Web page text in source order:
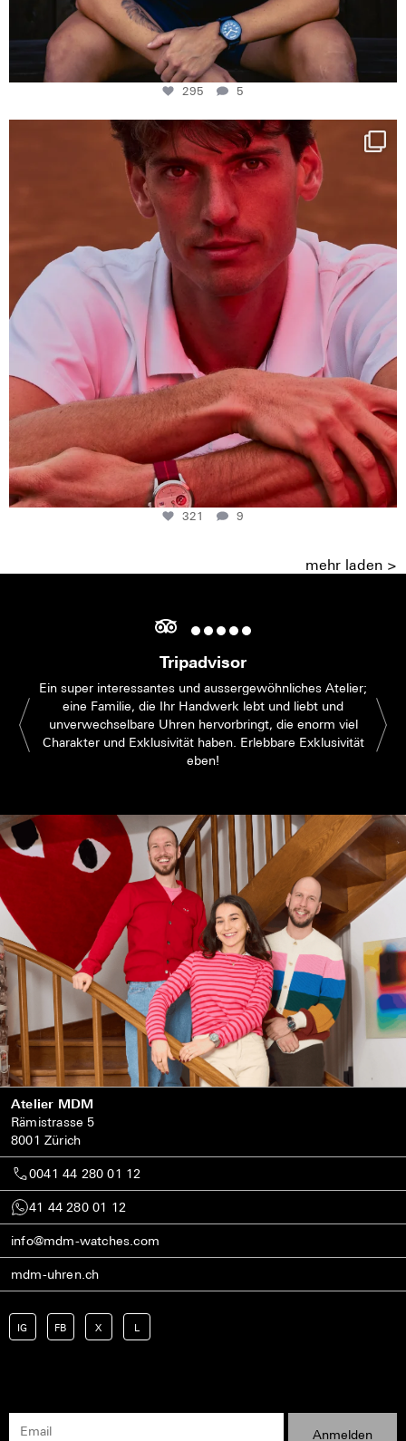
295 5
One last dance at home
This week at...
321
9
321 9
mehr laden >
Tripadvisor
Ein super interessantes und aussergewöhnliches Atelier;
eine Familie, die Ihr Handwerk lebt und liebt und
unverwechselbare Uhren hervorbringt, die enorm viel
Charakter und Exklusivität haben. Erlebbare Exklusivität
eben!
Atelier MDM
Rämistrasse 5
8001 Zürich
0041 44 280 01 12
41 44 280 01 12
info@mdm-watches.com
mdm-uhren.ch
IG FB X L